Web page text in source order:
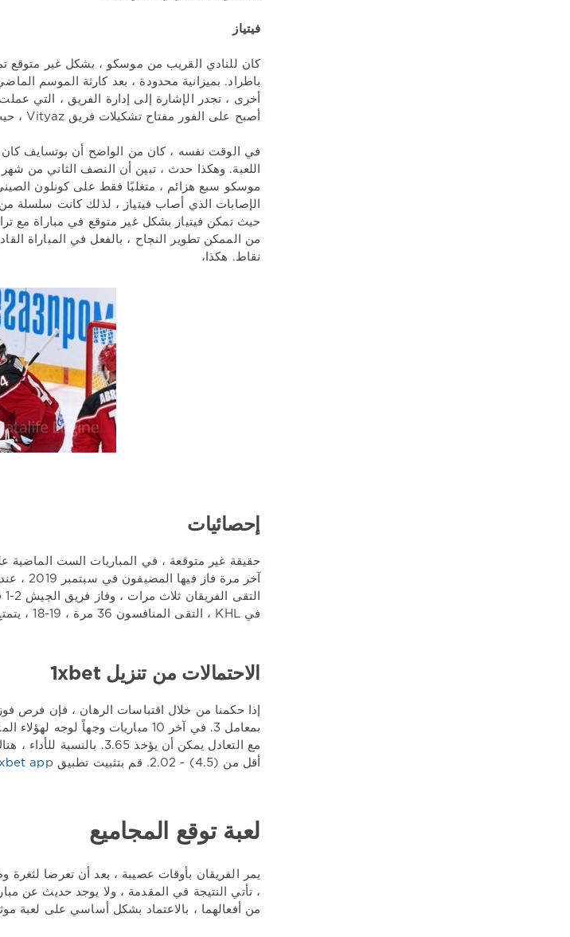
فيتياز
كان للنادي القريب من موسكو ، بشكل غير متوقع
باطراد. بميزانية محدودة ، بعد كارثة الموسم
أخرى ، تجدر الإشارة إلى إدارة الفريق ، التي
أصبح على الفور مفتاح تشكيلات فريق Vityaz ، حيث أخذ دور القادة.
في الوقت نفسه ، كان من الواضح أن بوتسايف
موسكو سبع هزائم ، متغلبًا فقط على كونلون
الإصابات الذي أصاب فيتياز ، لذلك كانت سلسلة
نقاط. هكذا،
إحصائيات
في KHL ، التقى المنافسون 36 مرة ، 19-18 ، يتمتع Ak Bars بأقل ميزة من حيث الانتصارات التي تم الفوز بها.
الاحتمالات من تنزيل 1xbet
بمعامل 3. في آخر 10 مباريات
أقل من (4.5) - 2.02. قم بتثبيت تطبيق
1xbet app
لعبة توقع المجاميع
يمر الفريقان بأوقات عصيبة ، بعد أن تعرضا
، تأتي النتيجة في المقدمة ، ولا يوجد حديث عن
من أفعالهما ، بالاعتماد بشكل أساسي على لعبة موثوقة في